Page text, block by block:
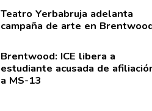
Teatro Yerbabruja adelanta
campaña de arte en
Brentwood: ICE libera a
estudiante acusada de
a MS-13